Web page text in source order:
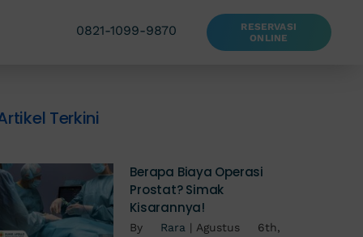
0821-1099-9870
RESERVASI
ONLINE
Terkini
Berapa Biaya Operasi
Prostat? Simak
Kisarannya!
By Rara | Agustus 6th,